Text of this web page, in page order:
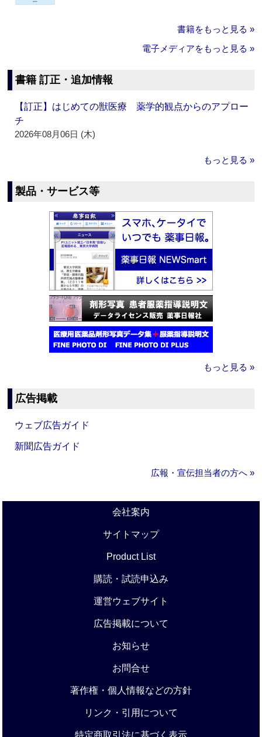
書籍をもっと見る »
電子メディアをもっと見る »
書籍 訂正・追加情報
【訂正】はじめての獣医療 薬学的観点からのアプロー
チ
2026年08月06日 (木)
もっと見る »
製品・サービス等
もっと見る »
広告掲載
ウェブ広告ガイド
新聞広告ガイド
広報・宣伝担当者の方へ »
会社案内
サイトマップ
Product List
購読・試読申込み
運営ウェブサイト
広告掲載について
お知らせ
お問合せ
著作権・個人情報などの方針
リンク・引用について